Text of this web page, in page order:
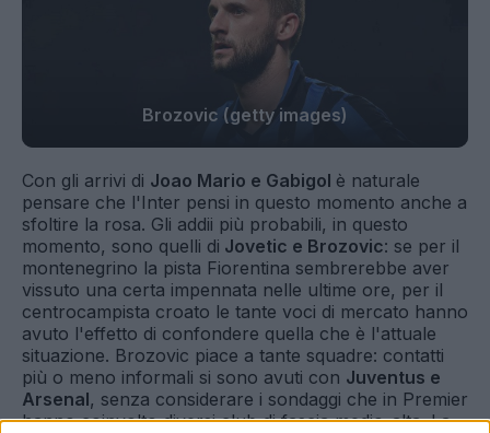
Brozovic (getty images)
Con gli arrivi di Joao Mario e Gabigol è naturale
pensare che l'Inter pensi in questo momento anche a
sfoltire la rosa. Gli addii più probabili, in questo
momento, sono quelli di Jovetic e Brozovic: se per il
montenegrino la pista Fiorentina sembrerebbe aver
vissuto una certa impennata nelle ultime ore, per il
centrocampista croato le tante voci di mercato hanno
avuto l'effetto di confondere quella che è l'attuale
situazione. Brozovic piace a tante squadre: contatti
più o meno informali si sono avuti con Juventus e
Arsenal, senza considerare i sondaggi che in Premier
hanno coinvolto diversi club di fascia medio-alta. La